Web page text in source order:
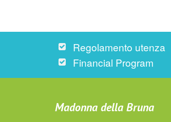
Regolamento utenza
Financial Program
Madonna della Bruna